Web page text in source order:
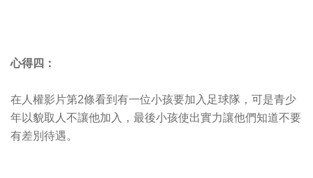
心得四：
在人權影片第2條看到有一位小孩要加入足球隊，可是青少
年以貌取人不讓他加入，最後小孩使出實力讓他們知道不要
有差別待遇。